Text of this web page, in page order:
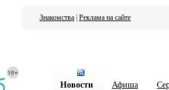
Знакомства Реклама на сайте
Новости Афиша